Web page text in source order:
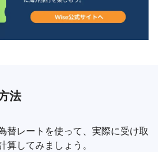
法
替レートを使って、実際に受け取
算してみましょう。